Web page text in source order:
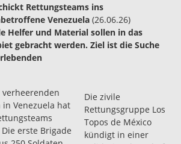
Rettungsteams ins
Venezuela (26.06.26)
Helfer und Material sollen in das
gebracht werden. Ziel ist die Suche
Die zivile
Rettungsgruppe Los
Topos de México
kündigt in einer
verheerenden
in Venezuela hat
erste Brigade